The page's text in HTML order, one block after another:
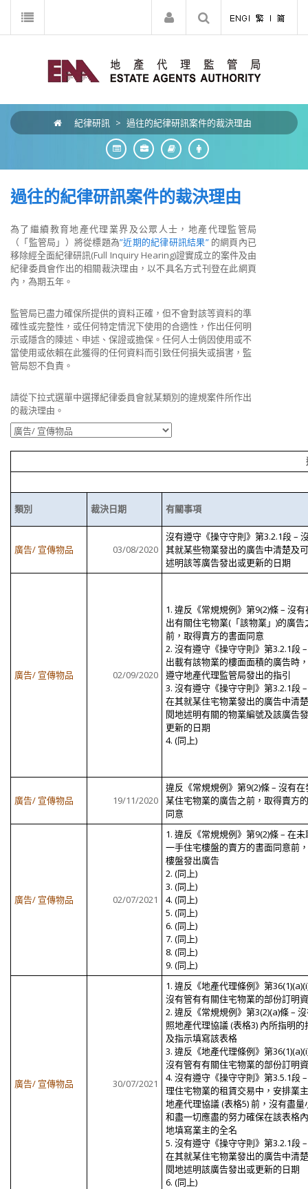
紀律研訊 > 過往的紀律研訊案件的裁決理由
過往的紀律研訊案件的裁決理由
為了繼續教育地產代理業界及公眾人士，地產代理監管局
（「監管局」）將從標題為”近期的紀律研訊結果”的網頁內已
移除經全面紀律研訊(Full Inquiry Hearing)證實成立的案件及由
紀律委員會作出的相關裁決理由，以不具名方式刊登在此網頁
內，為期五年。
監管局已盡力確保所提供的資料正確，但不會對該等資料的準
確性或完整性，或任何特定情況下使用的合適性，作出任何明
示或隱含的陳述、申述、保證或擔保。任何人士倘因使用或不
當使用或依賴在此獲得的任何資料而引致任何損失或損害，監
管局恕不負責。
請從下拉式選單中選擇紀律委員會就某類別的違規案件所作出
的裁決理由。
類別 裁決日期 有關事項
廣告/ 宣傳物品 03/08/2020
沒有遵守《操守守則》第3.2.1段 –
其就某些物業發出的廣告中清楚及
述明該等廣告發出或更新的日期
廣告/ 宣傳物品 02/09/2020
1. 違反《常規規例》第9(2)條 – 沒有
出有關住宅物業(「該物業」)的廣告
前，取得賣方的書面同意
2. 沒有遵守《操守守則》第3.2.1段
出載有該物業的樓面面積的廣告時
遵守地產代理監管局發出的指引
3. 沒有遵守《操守守則》第3.2.1段
在其就某住宅物業發出的廣告中清
閱地述明有關的物業編號及該廣告
更新的日期
4. (同上)
廣告/ 宣傳物品 19/11/2020
違反《常規規例》第9(2)條 – 沒有在
某住宅物業的廣告之前，取得賣方
同意
廣告/ 宣傳物品 02/07/2021
1. 違反《常規規例》第9(2)條 – 在未
一手住宅樓盤的賣方的書面同意前
樓盤發出廣告
2. (同上)
3. (同上)
4. (同上)
5. (同上)
6. (同上)
7. (同上)
8. (同上)
9. (同上)
廣告/ 宣傳物品 30/07/2021
1. 違反《地產代理條例》第
沒有管有有關住宅物業的部份訂明
2. 違反《常規規例》第3(2)(a)條 –
照地產代理協議 (表格3) 內所指明的
及指示填寫該表格
3. 違反《地產代理條例》第
沒有管有有關住宅物業的部份訂明
4. 沒有遵守《操守守則》第3.5.1段
理住宅物業的租賃交易中，安排業
地產代理協議 (表格5) 前，沒有盡量
和盡一切應盡的努力確保在該表格
地填寫業主的全名
5. 沒有遵守《操守守則》第3.2.1段
在其就某住宅物業發出的廣告中清
閱地述明該廣告發出或更新的日期
6. (同上)